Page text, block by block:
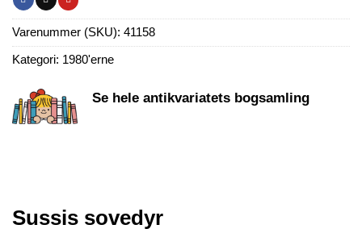
Varenummer (SKU): 41158
Kategori: 1980'erne
Se hele antikvariatets bogsamling
Sussis sovedyr